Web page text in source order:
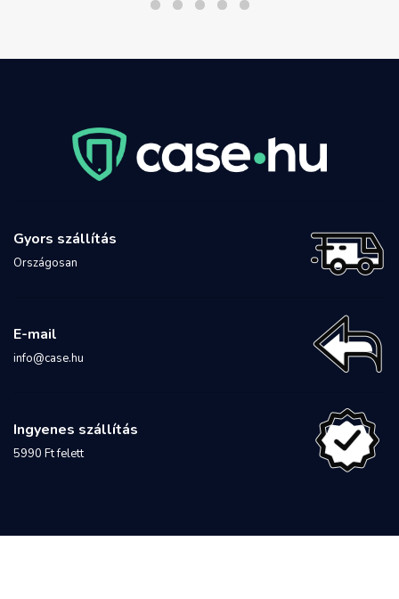
Gyors szállítás
Országosan
E-mail
info@case.hu
Ingyenes szállítás
5990 Ft felett